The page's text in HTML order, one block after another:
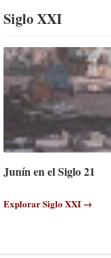
Siglo XXI
Junín en el Siglo 21
Explorar Siglo XXI →